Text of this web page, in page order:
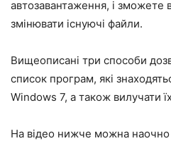
автозавантаження, і зможете
змінювати існуючі файли.
Вищеописані три способи
список програм, які
Windows 7, а також вилучати
На відео нижче можна наочно